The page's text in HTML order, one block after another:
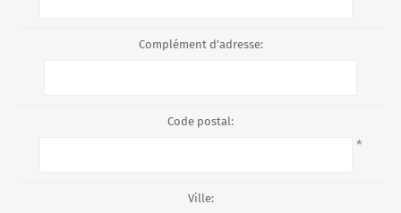
Complément d'adresse:
Code postal:
*
Ville: